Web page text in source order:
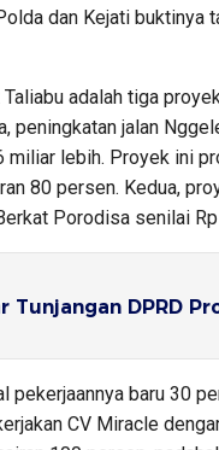
dan Kejati buktinya
adalah tiga
peningkatan jalan
miliar lebih. Proyek ini
80 persen. Kedua,
Porodisa senilai
Tunjangan DPRD
pekerjaannya baru 30
CV Miracle